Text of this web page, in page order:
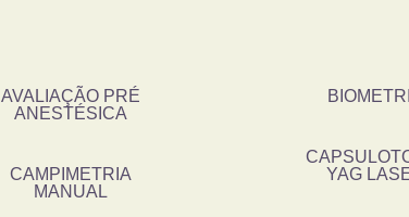
AVALIAÇÃO PRÉ
ANESTÉSICA
CAMPIMETRIA
MANUAL
YAG